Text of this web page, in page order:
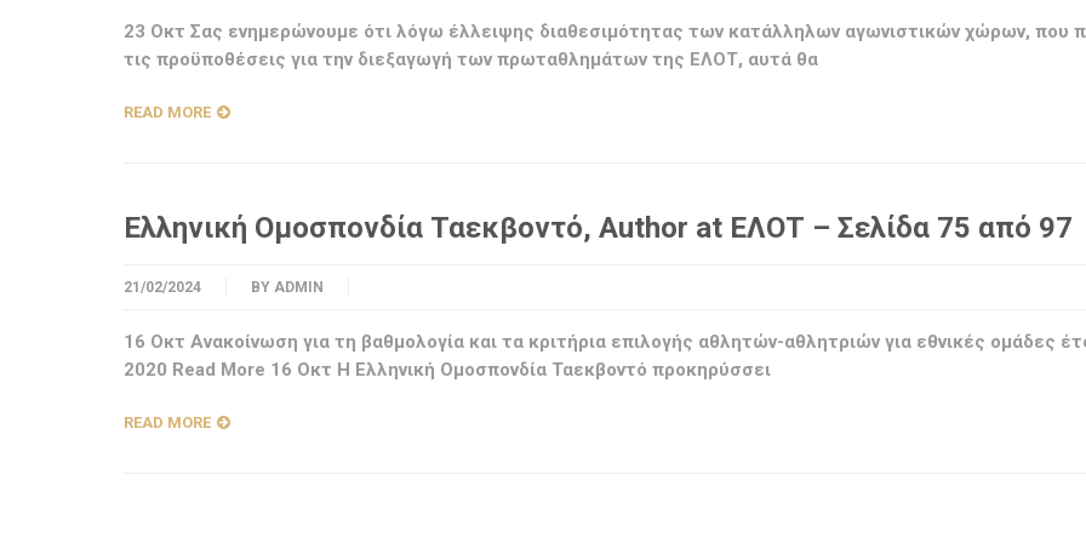
23 Οκτ Σας ενημερώνουμε ότι λόγω έλλειψης διαθεσιμότητας των κατάλληλων αγωνιστικών χώρων, που
τις προϋποθέσεις για την διεξαγωγή των πρωταθλημάτων της ΕΛΟΤ, αυτά θα
READ MORE
Ελληνική Ομοσπονδία Ταεκβοντό, Author at ΕΛΟΤ – Σελίδα 75 από 97
21/02/2024 BY ADMIN
16 Οκτ Ανακοίνωση για τη βαθμολογία και τα κριτήρια επιλογής αθλητών-αθλητριών για εθνικές ομάδες
2020 Read More 16 Οκτ Η Ελληνική Ομοσπονδία Ταεκβοντό προκηρύσσει
READ MORE